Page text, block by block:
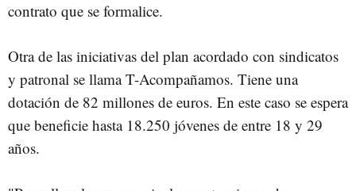
contrato que se formalice.
Otra de las iniciativas del plan acordado con sindicatos
y patronal se llama T-Acompañamos. Tiene una
dotación de 82 millones de euros. En este caso se espera
que beneficie hasta 18.250 jóvenes de entre 18 y 29
años.